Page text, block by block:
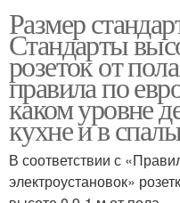
Размер
Стандарты
розеток от
правила по
каком уровне
кухне и в
В соответствии с
электроустановок»